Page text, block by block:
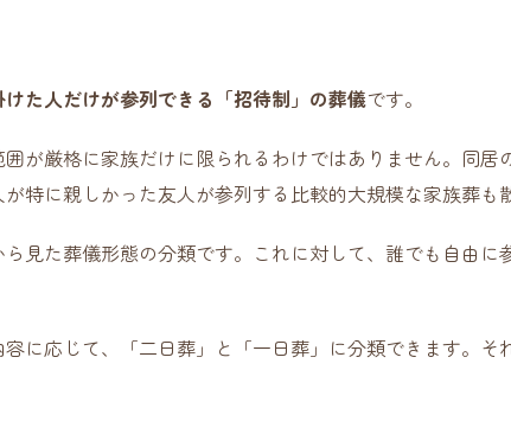
た人だけが参列できる「招待制」の葬儀です。
囲が厳格に家族だけに限られるわけではありません。同居
特に親しかった友人が参列する比較的大規模な家族葬も
見た葬儀形態の分類です。これに対して、誰でも自由に
に応じて、「二日葬」と「一日葬」に分類できます。そ